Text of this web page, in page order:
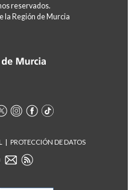
reservados.
la Región de Murcia
PROTECCIÓN DE DATOS